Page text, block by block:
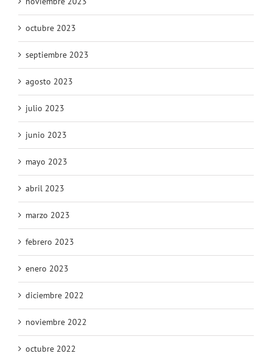
noviembre 2023
octubre 2023
septiembre 2023
agosto 2023
julio 2023
junio 2023
mayo 2023
abril 2023
marzo 2023
febrero 2023
enero 2023
diciembre 2022
noviembre 2022